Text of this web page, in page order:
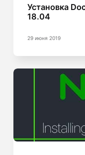
Установка
18.04
29 июня 2019